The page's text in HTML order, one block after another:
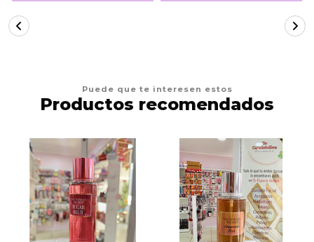
Puede que te interesen estos
Productos recomendados